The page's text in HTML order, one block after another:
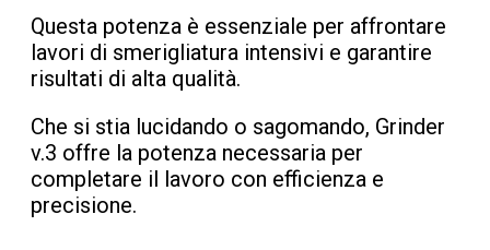
Questa potenza è essenziale per affrontare
lavori di smerigliatura intensivi e garantire
risultati di alta qualità.
Che si stia lucidando o sagomando, Grinder
v.3 offre la potenza necessaria per
completare il lavoro con efficienza e
precisione.